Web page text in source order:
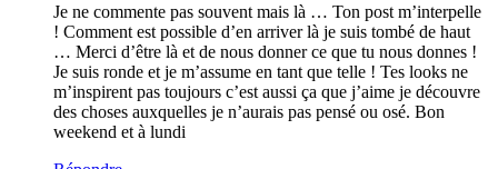
Je ne commente pas souvent mais là … Ton post m’interpelle
! Comment est possible d’en arriver là je suis tombé de haut
… Merci d’être là et de nous donner ce que tu nous donnes !
Je suis ronde et je m’assume en tant que telle ! Tes looks ne
m’inspirent pas toujours c’est aussi ça que j’aime je découvre
des choses auxquelles je n’aurais pas pensé ou osé. Bon
weekend et à lundi